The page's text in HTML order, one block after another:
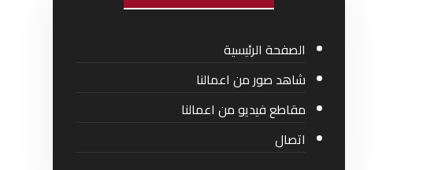
الصفحة الرئيسية
شاهد صور من اعمالنا
مقاطع فيديو من اعمالنا
اتصال